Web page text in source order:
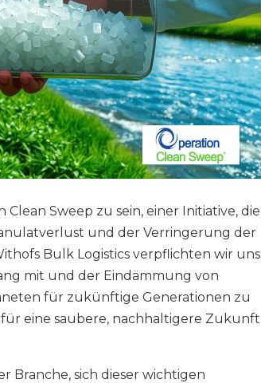
Sweep zu sein, einer Initiative, die
und der Verringerung der
Bulk Logistics verpflichten wir uns
mit und der Eindämmung von
für zukünftige Generationen zu
für eine saubere, nachhaltigere Zukunft
Branche, sich dieser wichtigen